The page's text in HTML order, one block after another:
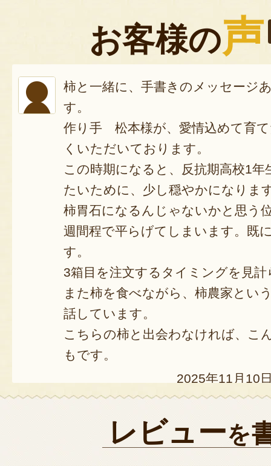
お客様の声
柿と一緒に、手書きのメッセージ
す。
作り手 松本様が、愛情込めて育
くいただいております。
この時期になると、反抗期高校1年
たいために、少し穏やかになりま
柿胃石になるんじゃないかと思う
週間程で平らげてしまいます。既
す。
3箱目を注文するタイミングを見
また柿を食べながら、柿農家とい
話しています。
こちらの柿と出会わなければ、こ
もです。
2025年11月10
毎年のご注文誠にありがとうご
なんと反抗期が穏やかになる柿
レビューを